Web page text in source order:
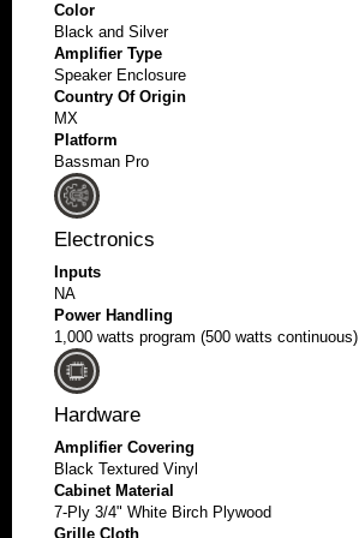
Color
Black and Silver
Amplifier Type
Speaker Enclosure
Country Of Origin
MX
Platform
Bassman Pro
Electronics
Inputs
NA
Power Handling
1,000 watts program (500 watts continuous)
Hardware
Amplifier Covering
Black Textured Vinyl
Cabinet Material
7-Ply 3/4" White Birch Plywood
Grille Cloth